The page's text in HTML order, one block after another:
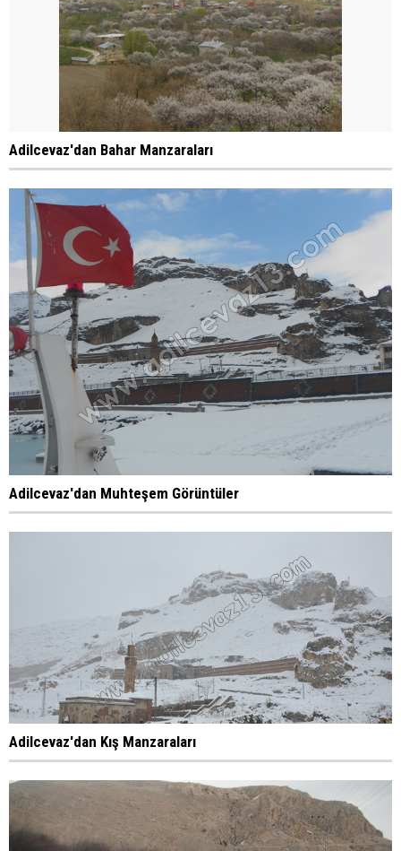
Adilcevaz'dan Bahar Manzaraları
Adilcevaz'dan Muhteşem Görüntüler
Adilcevaz'dan Kış Manzaraları